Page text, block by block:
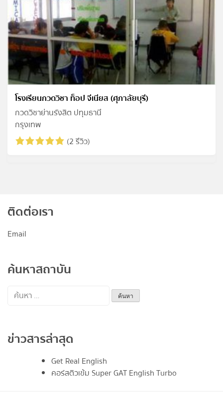
โรงเรียนกวดวิชา ท็อป จีเนียส (ศุภาลัยบุรี)
กวดวิชาย่านรังสิต ปทุมธานี
กรุงเทพ
(2 รีวิว)
ติดต่อเรา
Email
ค้นหาสถาบัน
ค้นหา
ข่าวสารล่าสุด
Get Real English
คอร์สติวเข้ม Super GAT English Turbo